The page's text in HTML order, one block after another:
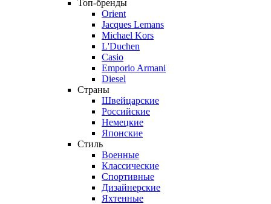
Топ-бренды
Orient
Jacques Lemans
Michael Kors
L'Duchen
Casio
Emporio Armani
Diesel
Страны
Швейцарские
Российские
Немецкие
Японские
Стиль
Военные
Классические
Спортивные
Дизайнерские
Яхтенные